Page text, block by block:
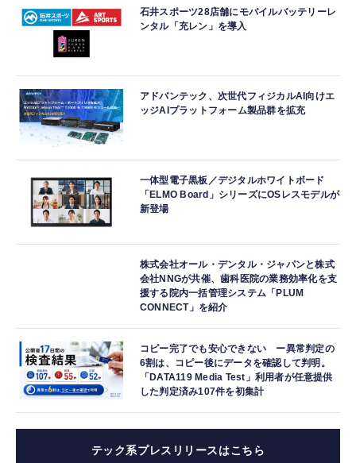
石井スポーツ28店舗にモバイルバッテリーレ
ンタル「充レン」を導入
アドバンテック、次世代フィジカルAI向けエ
ッジAIプラットフォーム製品群を拡充
一体型電子黒板／デジタルホワイトボード
「ELMO Board」シリーズにOSレスモデルが
新登場
株式会社オール・デンタル・ジャパンと株式
会社NNGが共催、歯科医院の業務効率化を支
援する院内一括管理システム「PLUM
CONNECT」を紹介
コピー完了でも安心できない ー異常判定の
6割は、コピー後にデータを確認して判明。
「DATA119 Media Test」利用者が任意提供
した判定済み107件を初集計
テック系プレスリリースはこちら